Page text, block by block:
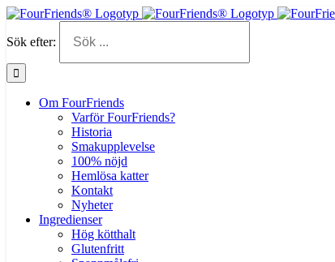
Sök efter:
Om FourFriends
Varför FourFriends?
Historia
Smakupplevelse
100% nöjd
Hemlösa katter
Kontakt
Nyheter
Ingredienser
Hög kötthalt
Glutenfritt